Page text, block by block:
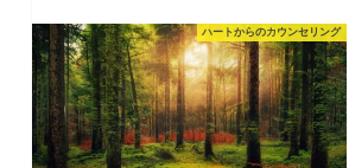
ハートからのカウンセリング